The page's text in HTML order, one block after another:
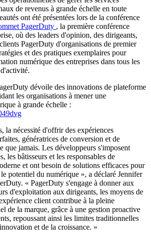
de revenus à grande échelle en toute
ont été présentées lors de la conférence
PagerDuty , la première conférence
où des leaders d'opinion, des dirigeants,
PagerDuty d'organisations de premier
et des pratiques exemplaires pour
numérique des entreprises dans tous les
dévoile des innovations de plateforme
les organisations à mener une
à grande échelle :
la nécessité d'offrir des expériences
génératrices de conversion et de
que jamais. Les développeurs s'imposent
les bâtisseurs et les responsables de
et ont besoin de solutions efficaces pour
potentiel du numérique », a déclaré Jennifer
« PagerDuty s'engage à donner aux
d'exploitation aux dirigeants, les moyens de
client contribue à la pleine
de la marque, grâce à une gestion proactive
repoussant ainsi les limites traditionnelles
et de la croissance. »